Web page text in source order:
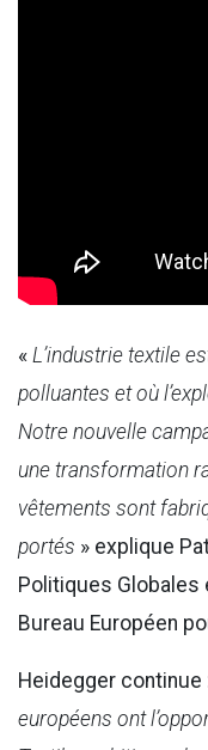
« L’industrie textile
polluantes et où
Notre nouvelle
une transformation
vêtements sont
portés » explique
Politiques Globales
Bureau Européen
Heidegger continue
européens ont